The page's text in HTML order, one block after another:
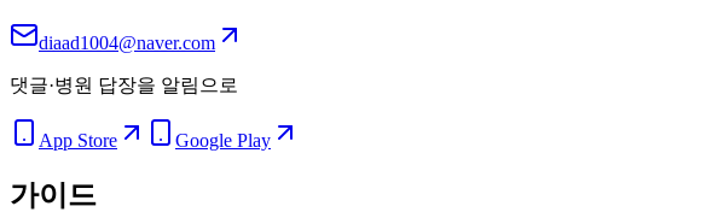
diaad1004@naver.com
댓글·병원 답장을 알림으로
App Store Google Play
가이드